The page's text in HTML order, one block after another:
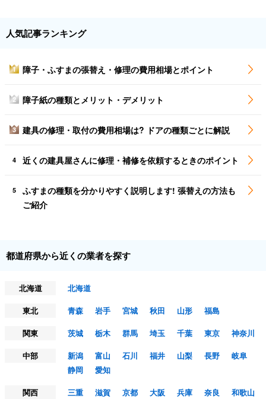
人気記事ランキング
1 障子・ふすまの張替え・修理の費用相場とポイント
2 障子紙の種類とメリット・デメリット
3 建具の修理・取付の費用相場は? ドアの種類ごとに解説
4 近くの建具屋さんに修理・補修を依頼するときのポイント
5
ふすまの種類を分かりやすく説明します! 張替えの方法も
ご紹介
都道府県から近くの業者を探す
北海道
北海道
東北
青森 岩手 宮城 秋田 山形
福島
関東
茨城 栃木 群馬 埼玉 千葉 東京
神奈川
中部
新潟 富山 石川 福井 山梨 長野
岐阜
静岡
愛知
関西
三重 滋賀 京都 大阪 兵庫 奈良
和歌山